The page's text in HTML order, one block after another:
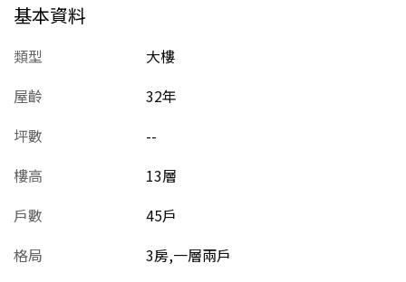
基本資料
類型
大樓
屋齡
32年
坪數
--
樓高
13層
戶數
45戶
格局
3房,一層兩戶